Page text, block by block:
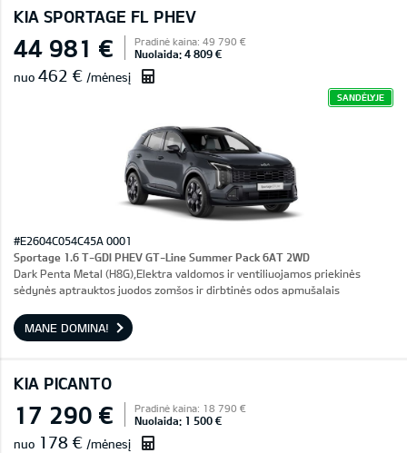
KIA SPORTAGE FL PHEV
44 981 € Pradinė kaina: 49 790 €
Nuolaida: 4 809 €
nuo 462 € /mėnesį
SANDĖLYJE
#E2604C054C45A 0001
Sportage 1.6 T-GDI PHEV GT-Line Summer Pack 6AT 2WD
Dark Penta Metal (H8G),Elektra valdomos ir ventiliuojamos priekinės
sėdynės aptrauktos juodos zomšos ir dirbtinės odos apmušalais
MANE DOMINA!
KIA PICANTO
17 290 € Pradinė kaina: 18 790 €
Nuolaida: 1 500 €
nuo 178 € /mėnesį